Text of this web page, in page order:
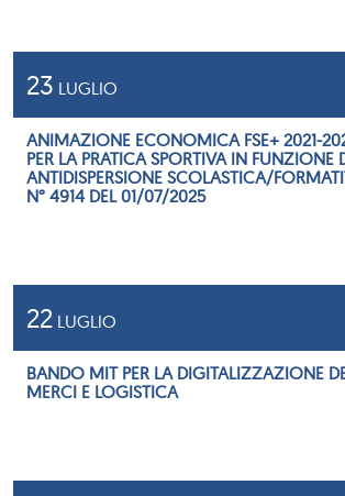
23 LUGLIO
ANIMAZIONE ECONOMICA FSE+ 2021-
PER LA PRATICA SPORTIVA IN FUNZIONE
ANTIDISPERSIONE SCOLASTICA/
N° 4914 DEL 01/07/2025
22 LUGLIO
BANDO MIT PER LA DIGITALIZZAZIONE
MERCI E LOGISTICA